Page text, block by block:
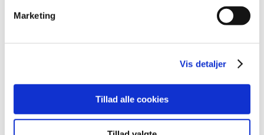
Marketing
Vis detaljer
Tillad alle cookies
2022 (197)
november (33)
september (20)